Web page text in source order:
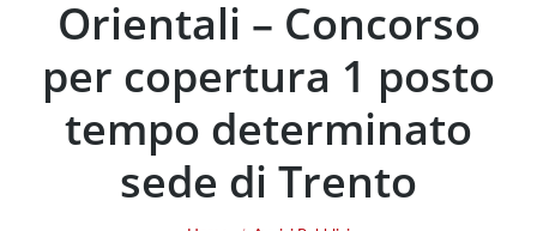
Orientali – Concorso
per copertura 1 posto
tempo determinato
sede di Trento